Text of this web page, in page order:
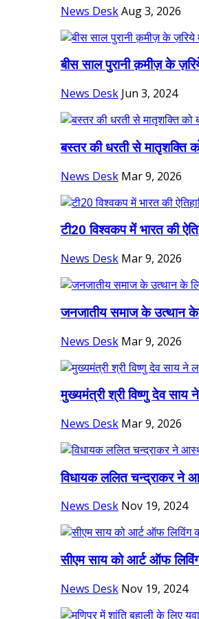
News DeskAug 3, 2026
बीस साल पुरानी क़मीज़ के
News Desk Jun 3, 2024
बस्तर की धरती से मातृशक्ति
News Desk Mar 9, 2026
टी20 विश्वकप में भारत की
News Desk Mar 9, 2026
जनजातीय समाज के उत्थान के
News Desk Mar 9, 2026
मुख्यमंत्री श्री विष्णु देव साय
News Desk Mar 9, 2026
विधायक ललित चन्द्राकर ने
News Desk Nov 19, 2024
सीएम साय को आर्ट ऑफ
News Desk Nov 19, 2024